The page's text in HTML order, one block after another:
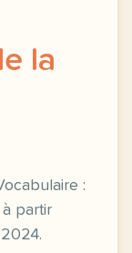
la
:
partir